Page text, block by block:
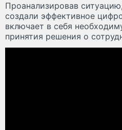
Проанализировав
создали эффективное
включает в себя
принятия решения о